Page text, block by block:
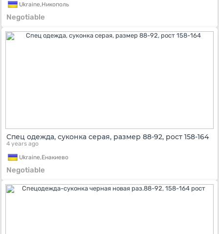
Ukraine,Никополь
Negotiable
Спец одежда, суконка серая, размер 88-92, рост 158-164
4 years ago
Ukraine,Енакиево
Negotiable